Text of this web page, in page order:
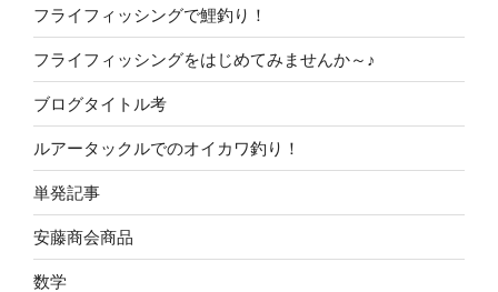
フライフィッシングで鯉釣り！
フライフィッシングをはじめてみませんか～♪
ブログタイトル考
ルアータックルでのオイカワ釣り！
単発記事
安藤商会商品
数学